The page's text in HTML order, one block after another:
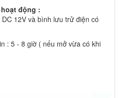
động :
12V và bình lưu trử điện có
: 5 - 8 giờ ( nếu mở vừa có khi